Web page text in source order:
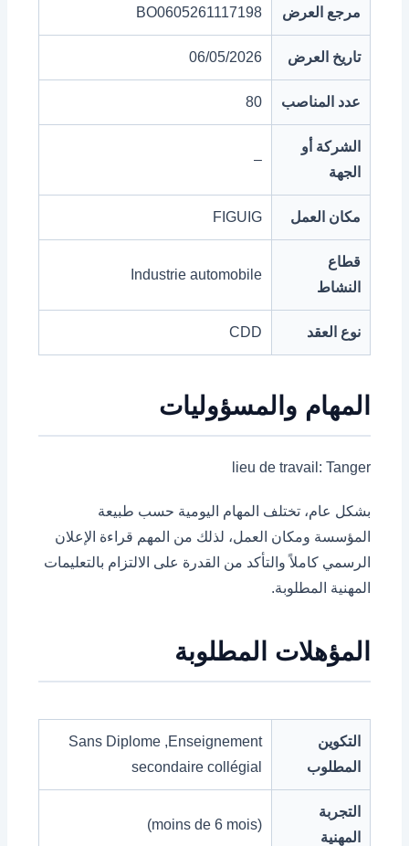
مرجع العرض BO0605261117198
تاريخ العرض 06/05/2026
عدد المناصب 80
الشركة أو
الجهة
–
مكان العمل FIGUIG
قطاع
النشاط
Industrie automobile
نوع العقد CDD
المهام والمسؤوليات
lieu de travail: Tanger
بشكل عام، تختلف المهام اليومية حسب طبيعة
المؤسسة ومكان العمل، لذلك من المهم قراءة الإعلان
الرسمي كاملاً والتأكد من القدرة على الالتزام بالتعليمات
المهنية المطلوبة.
المؤهلات المطلوبة
التكوين
المطلوب
Sans Diplome ,Enseignement
secondaire collégial
التجربة
المهنية
(moins de 6 mois)